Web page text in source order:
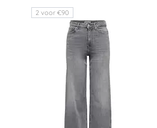
2 voor €90